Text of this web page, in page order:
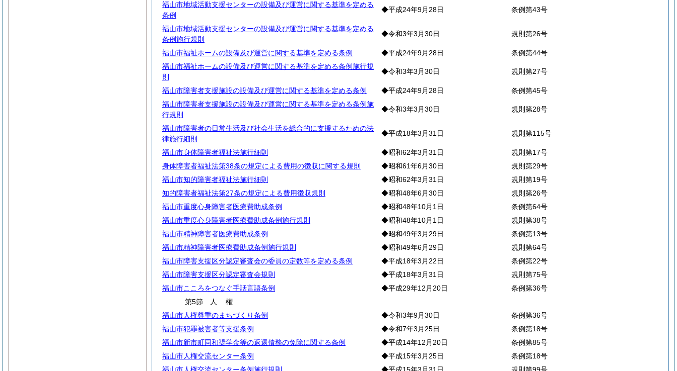
福山市地域活動支援センターの設備及び運営に関する基準を定める
条例
◆平成24年9月28日 条例第43号
福山市地域活動支援センターの設備及び運営に関する基準を定める
条例施行規則
◆令和3年3月30日 規則第26号
福山市福祉ホームの設備及び運営に関する基準を定める条例 ◆平成24年9月28日
条例第44号
福山市福祉ホームの設備及び運営に関する基準を定める条例施行規
則
◆令和3年3月30日 規則第27号
福山市障害者支援施設の設備及び運営に関する基準を定める条例 ◆平成24年9月28日
条例第45号
福山市障害者支援施設の設備及び運営に関する基準を定める条例施
行規則
◆令和3年3月30日 規則第28号
福山市障害者の日常生活及び社会生活を総合的に支援するための法
律施行細則
◆平成18年3月31日 規則第115号
福山市身体障害者福祉法施行細則 ◆昭和62年3月31日
規則第17号
身体障害者福祉法第38条の規定による費用の徴収に関する規則
◆昭和61年6月30日
規則第29号
福山市知的障害者福祉法施行細則
◆昭和62年3月31日
規則第19号
知的障害者福祉法第27条の規定による費用徴収規則
◆昭和48年6月30日
規則第26号
福山市重度心身障害者医療費助成条例
◆昭和48年10月1日
条例第64号
福山市重度心身障害者医療費助成条例施行規則
◆昭和48年10月1日
規則第38号
福山市精神障害者医療費助成条例
◆昭和49年3月29日
条例第13号
福山市精神障害者医療費助成条例施行規則
◆昭和49年6月29日
規則第64号
福山市障害支援区分認定審査会の委員の定数等を定める条例
◆平成18年3月22日
条例第22号
福山市障害支援区分認定審査会規則
◆平成18年3月31日
規則第75号
福山市こころをつなぐ手話言語条例
◆平成29年12月20日
条例第36号
第5節
人権
福山市人権尊重のまちづくり条例
◆令和3年9月30日
条例第36号
福山市犯罪被害者等支援条例
◆令和7年3月25日
条例第18号
福山市新市町同和奨学金等の返還債務の免除に関する条例
◆平成14年12月20日
条例第85号
福山市人権交流センター条例
◆平成15年3月25日
条例第18号